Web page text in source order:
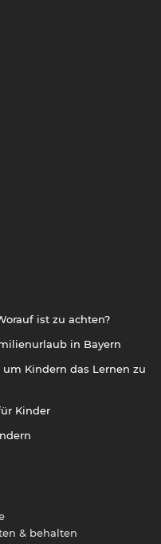
ist zu achten?
in Bayern
Kindern das Lernen zu
Kinder
& behalten